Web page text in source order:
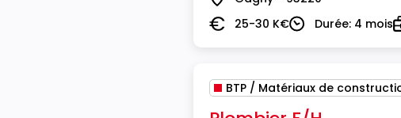
Lieu
Salaire25-30 K€DuréeDurée: 4 mois
BTP / Matériaux de